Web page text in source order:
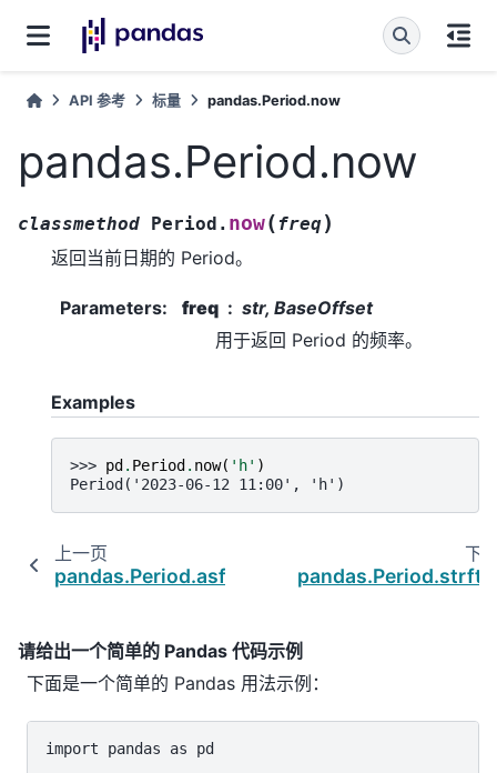
API 参考 标量 pandas.Period.now
pandas.Period.now
classmethod Period. now(freq)
返回当前日期的 Period。
Parameters: freq
str, BaseOffset
用于返回 Period 的频率。
Examples
>>> pd . Period . now( 'h' )
Period('2023-06-12 11:00', 'h')
上一页
pandas.Period.asfreq
下
请给出一个简单的 Pandas 代码示例
下面是一个简单的 Pandas 用法示例：
import pandas as pd